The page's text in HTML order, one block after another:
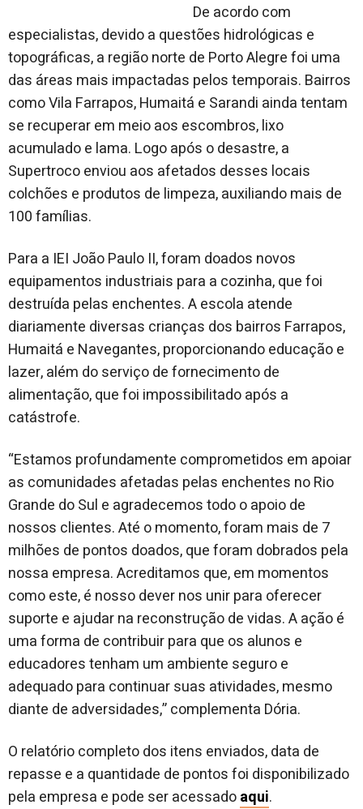
De acordo com
especialistas, devido a questões hidrológicas e
topográficas, a região norte de Porto Alegre foi uma
das áreas mais impactadas pelos temporais. Bairros
como Vila Farrapos, Humaitá e Sarandi ainda tentam
se recuperar em meio aos escombros, lixo
acumulado e lama. Logo após o desastre, a
Supertroco enviou aos afetados desses locais
colchões e produtos de limpeza, auxiliando mais de
100 famílias.
Para a IEI João Paulo II, foram doados novos
equipamentos industriais para a cozinha, que foi
destruída pelas enchentes. A escola atende
diariamente diversas crianças dos bairros Farrapos,
Humaitá e Navegantes, proporcionando educação e
lazer, além do serviço de fornecimento de
alimentação, que foi impossibilitado após a
catástrofe.
“Estamos profundamente comprometidos em apoiar
as comunidades afetadas pelas enchentes no Rio
Grande do Sul e agradecemos todo o apoio de
nossos clientes. Até o momento, foram mais de 7
milhões de pontos doados, que foram dobrados pela
nossa empresa. Acreditamos que, em momentos
como este, é nosso dever nos unir para oferecer
suporte e ajudar na reconstrução de vidas. A ação é
uma forma de contribuir para que os alunos e
educadores tenham um ambiente seguro e
adequado para continuar suas atividades, mesmo
diante de adversidades,” complementa Dória.
O relatório completo dos itens enviados, data de
repasse e a quantidade de pontos foi disponibilizado
pela empresa e pode ser acessadoaqui.